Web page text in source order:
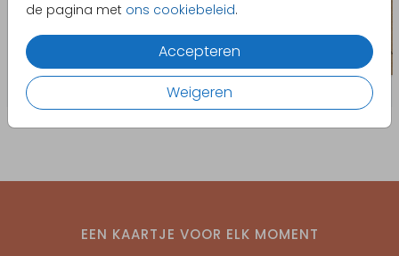
de pagina met ons cookiebeleid.
Accepteren
Weigeren
EEN KAARTJE VOOR ELK MOMENT